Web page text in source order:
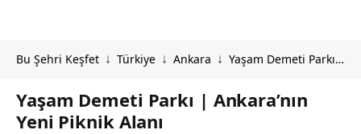
Bu Şehri Keşfet ↓ Türkiye ↓ Ankara ↓ Yaşam Demeti Parkı | Ankara’nın Yeni Piknik Alanı
Yaşam Demeti Parkı | Ankara’nın
Yeni Piknik Alanı